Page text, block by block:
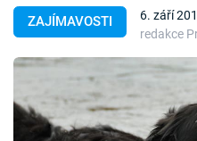
Témata
Témata
Pořady
ZAJÍMAVOSTI
6. září
redakce